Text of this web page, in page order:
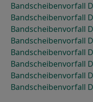
Bandscheibenvorfall
Bandscheibenvorfall
Bandscheibenvorfall
Bandscheibenvorfall
Bandscheibenvorfall
Bandscheibenvorfall
Bandscheibenvorfall
Bandscheibenvorfall